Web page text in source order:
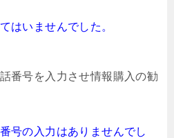
はいませんでした。
番号を入力させ情報購入の勧
号の入力はありませんでし